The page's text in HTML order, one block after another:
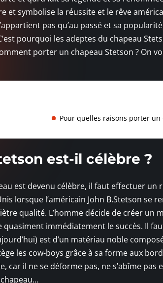
et symbolise la réussite et le rêve
pas qu’au passé et sa
pourquoi les adeptes du chapeau
porter un chapeau Stetson ? On
Pour quelles raisons porter un
est-il célèbre ?
est devenu célèbre, il faut effectuer un
lorsque l’américain John B.Stetson se
qualité. L’homme décide de créer un
immédiatement le succès. Il
est d’un matériau noble
les cow-boys grâce à sa forme aux
il ne se déforme pas, ne s’abîme pas